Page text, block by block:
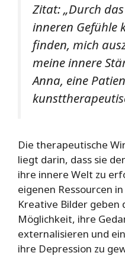
Zitat: „Durch
inneren Gefühle
finden, mich
meine innere
Anna, eine
Die therapeutische
liegt darin, dass sie
ihre innere Welt zu
eigenen Ressourcen
Kreative Bilder geben
Möglichkeit, ihre
externalisieren und
ihre Depression zu